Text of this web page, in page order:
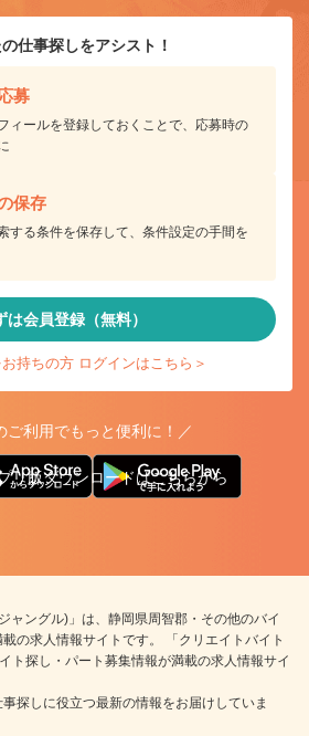
仕事探しをアシスト！
募
ィールを登録しておくことで、応募時の
保存
する条件を保存して、条件設定の手間を
は会員登録（無料）
持ちの方 ログインはこちら＞
ご利用でもっと便利に！／
リ版ダウンロードはこちらから
ャングル)」は、静岡県周智郡・その他のバイ
の求人情報サイトです。 「クリエイトバイト
ト探し・パート募集情報が満載の求人情報サイ
探しに役立つ最新の情報をお届けしていま